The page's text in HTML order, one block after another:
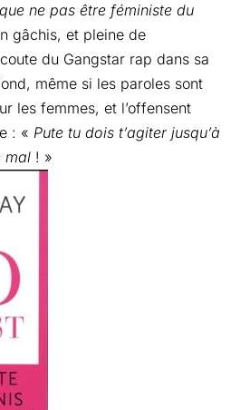
ne pas être féministe du
gâchis, et pleine de
du Gangstar rap dans sa
même si les paroles sont
les femmes, et l’offensent
: « Pute tu dois t’agiter jusqu’à
mal ! »